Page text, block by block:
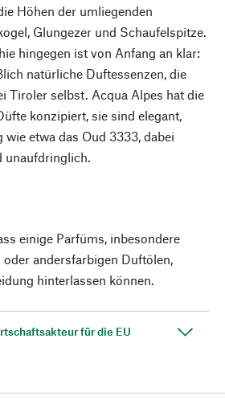
Höhen der umliegenden
Glungezer und Schaufelspitze.
hingegen ist von Anfang an klar:
natürliche Duftessenzen, die
Tiroler selbst. Acqua Alpes hat die
konzipiert, sie sind elegant,
etwa das Oud 3333, dabei
unaufdringlich.
einige Parfüms, inbesondere
andersfarbigen Duftölen,
hinterlassen können.
für die EU